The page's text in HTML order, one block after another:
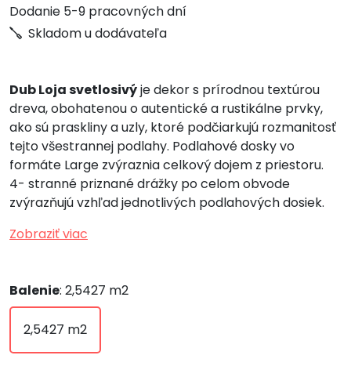
Dodanie 5-9 pracovných dní
Skladom u dodávateľa
Dub Loja svetlosivýje dekor s prírodnou textúrou
dreva, obohatenou o autentické a rustikálne prvky,
ako sú praskliny a uzly, ktoré podčiarkujú rozmanitosť
tejto všestrannej podlahy. Podlahové dosky vo
formáte Large zvýraznia celkový dojem z priestoru.
4- stranné priznané drážky po celom obvode
zvýrazňujú vzhľad jednotlivých podlahových dosiek.
Zobraziť viac
Balenie: 2,5427 m2
2,5427 m2